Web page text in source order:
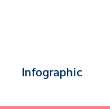
Infographic